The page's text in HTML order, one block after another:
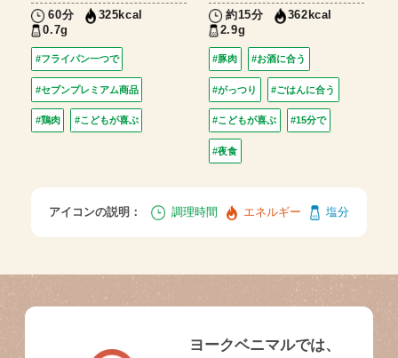
60分
325kcal
0.7g
#フライパン一つで
#セブンプレミアム商品
#鶏肉 #こどもが喜ぶ
約15分
362kcal
2.9g
#豚肉 #お酒に合う
#がっつり #ごはんに合う
#こどもが喜ぶ #15分で
#夜食
アイコンの説明： 調理時間 エネルギー 塩分
ヨークベニマルでは、